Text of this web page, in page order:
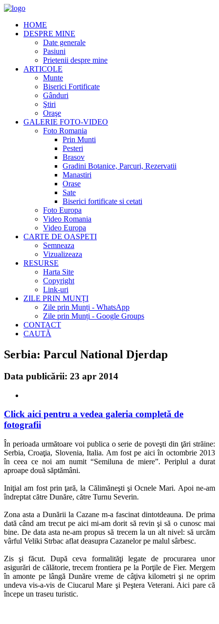
HOME
DESPRE MINE
Date generale
Pasiuni
Prietenii despre mine
ARTICOLE
Munte
Biserici Fortificate
Gânduri
Ştiri
Oraşe
GALERIE FOTO-VIDEO
Foto Romania
Prin Munti
Pesteri
Brasov
Gradini Botanice, Parcuri, Rezervatii
Manastiri
Orase
Sate
Biserici fortificate si cetati
Foto Europa
Video Romania
Video Europa
CARTE DE OASPETI
Semneaza
Vizualizeaza
RESURSE
Harta Site
Copyright
Link-uri
ZILE PRIN MUNȚI
Zile prin Munți - WhatsApp
Zile prin Munți - Google Groups
CONTACT
CAUTĂ
Serbia: Parcul National Djerdap
Data publicării: 23 apr 2014
Click aici pentru a vedea galeria completă de
fotografii
În perioada următoare voi publica o serie de poveşti din ţări străine:
Serbia, Croaţia, Slovenia, Italia. Am fost pe aici în octombrie 2013
în ceea ce noi am numit “Semiluna de miere”. Periplul a durat
aproape două săptămâni.
Iniţial am fost prin ţară, la Călimăneşti şi Ocnele Mari. Apoi ne-am
îndreptat către Dunăre, către Turnu Severin.
Zona asta a Dunării la Cazane m-a fascinat dintotdeauna. De prima
dată când am trecut pe aici mi-am dorit să revin şi să o cunosc mai
bine. De data asta ne-am propus să trecem la un alt nivel: să urcăm
vârful Veliki Strbac aflat deasupra Cazanelor pe malul sârbesc.
Zis şi făcut. După ceva formalităţi legate de procurarea unor
asigurări de călătorie, trecem frontiera pe la Porţile de Fier. Mergem
în amonte pe lângă Dunăre vreme de câţiva kilometri şi ne oprim
undeva vis-a-vis de Ciucarul Mare şi Peştera Veterani. Aici pare că
începe un traseu turistic.